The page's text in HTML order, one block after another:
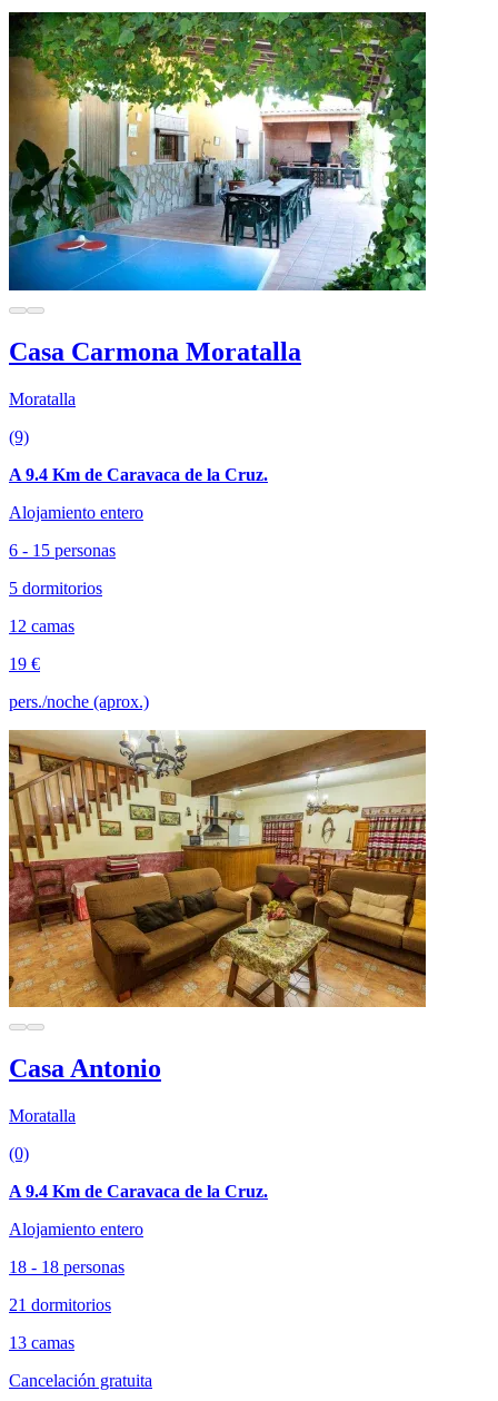
Casa Carmona Moratalla
Moratalla
(9)
A 9.4 Km de Caravaca de la Cruz.
Alojamiento entero
6 - 15 personas
5 dormitorios
12 camas
19 €
pers./noche (aprox.)
Casa Antonio
Moratalla
(0)
A 9.4 Km de Caravaca de la Cruz.
Alojamiento entero
18 - 18 personas
21 dormitorios
13 camas
Cancelación gratuita